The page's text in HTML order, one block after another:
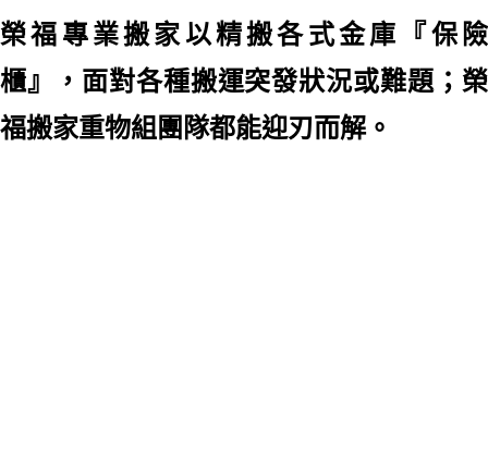
榮福專業搬家以精搬各式金庫『保險
櫃』，面對各種搬運突發狀況或難題；榮
福搬家重物組團隊都能迎刃而解。